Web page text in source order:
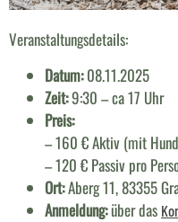
Veranstaltungsdetails:
Datum:08.11.2025
Zeit:9:30 – ca 17 Uhr
Preis:
– 160 € Aktiv (mit
– 120 € Passiv pro
Ort:Aberg 11, 83355
Anmeldung:über das